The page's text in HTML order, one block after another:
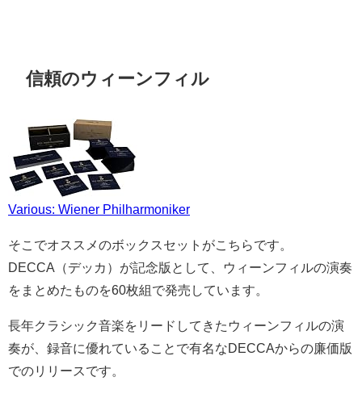
信頼のウィーンフィル
Various: Wiener Philharmoniker
そこでオススメのボックスセットがこちらです。
DECCA（デッカ）が記念版として、ウィーンフィルの演奏
をまとめたものを60枚組で発売しています。
長年クラシック音楽をリードしてきたウィーンフィルの演
奏が、録音に優れていることで有名なDECCAからの廉価版
でのリリースです。